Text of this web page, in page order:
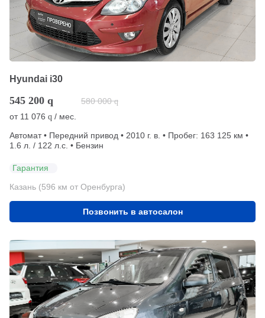
Hyundai i30
545 200 q 580 000 q
от 11 076 q / мес.
Автомат • Передний привод • 2010 г. в. • Пробег: 163 125 км •
1.6 л. / 122 л.с. • Бензин
Гарантия
Казань (596 км от Оренбурга)
Позвонить в автосалон